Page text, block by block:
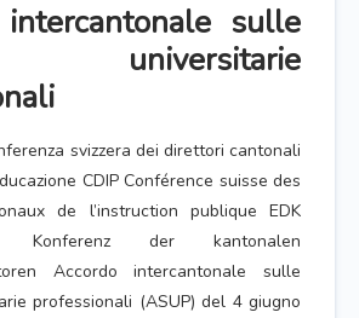
sulle
universitarie
svizzera dei direttori cantonali
CDIP Conférence suisse des
de l’instruction publique EDK
Konferenz der kantonalen
Accordo intercantonale sulle
professionali (ASUP) del 4 giugno